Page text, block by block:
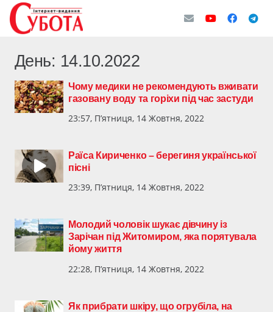
День: 14.10.2022
Чому медики не рекомендують вживати
газовану воду та горіхи під час застуди
23:57, П’ятниця, 14 Жовтня, 2022
Раїса Кириченко – берегиня української
пісні
23:39, П’ятниця, 14 Жовтня, 2022
Молодий чоловік шукає дівчину із
Зарічан під Житомиром, яка порятувала
йому життя
22:28, П’ятниця, 14 Жовтня, 2022
Як прибрати шкіру, що огрубіла, на